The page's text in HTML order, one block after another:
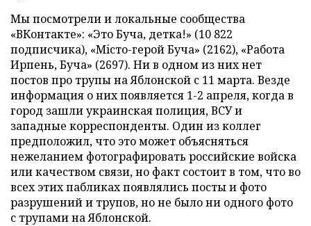
Мы посмотрели и локальные сообщества
«ВКонтакте»: «Это Буча, детка!» (10 822
подписчика), «Мiсто-герой Буча» (2162), «Работа
Ирпень, Буча» (2697). Ни в одном из них нет
постов про трупы на Яблонской с 11 марта. Везде
информация о них появляется 1-2 апреля, когда в
город зашли украинская полиция, ВСУ и
западные корреспонденты. Один из коллег
предположил, что это может объясняться
нежеланием фотографировать российские войска
или качеством связи, но факт состоит в том, что во
всех этих пабликах появлялись посты и фото
разрушений и трупов, но не было ни одного фото
с трупами на Яблонской.